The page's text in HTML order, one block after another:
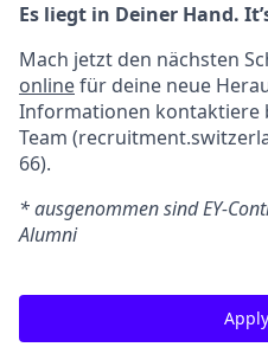
Es liegt in Deiner Hand.
Mach jetzt den nächsten
onlinefür deine neue
Informationen kontaktiere
Team
66).
* ausgenommen sind EY-
Alumni